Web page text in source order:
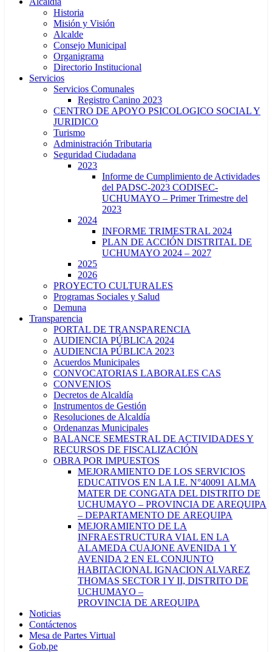
Historia
Misión y Visión
Alcalde
Consejo Municipal
Organigrama
Directorio Institucional
Servicios
Servicios Comunales
Registro Canino 2023
CENTRO DE APOYO PSICOLOGICO SOCIAL Y
JURIDICO
Turismo
Administración Tributaria
Seguridad Ciudadana
2023
Informe de Cumplimiento de Actividades
del PADSC-2023 CODISEC-
UCHUMAYO – Primer Trimestre del
2023
2024
INFORME TRIMESTRAL 2024
PLAN DE ACCIÓN DISTRITAL DE
UCHUMAYO 2024 – 2027
2025
2026
PROYECTO CULTURALES
Programas Sociales y Salud
Demuna
Transparencia
PORTAL DE TRANSPARENCIA
AUDIENCIA PÚBLICA 2024
AUDIENCIA PÚBLICA 2023
Acuerdos Municipales
CONVOCATORIAS LABORALES CAS
CONVENIOS
Decretos de Alcaldía
Instrumentos de Gestión
Resoluciones de Alcaldía
Ordenanzas Municipales
BALANCE SEMESTRAL DE ACTIVIDADES Y
RECURSOS DE FISCALIZACIÓN
OBRA POR IMPUESTOS
MEJORAMIENTO DE LOS SERVICIOS
EDUCATIVOS EN LA I.E. N°40091 ALMA
MATER DE CONGATA DEL DISTRITO DE
UCHUMAYO – PROVINCIA DE AREQUIPA
– DEPARTAMENTO DE AREQUIPA
MEJORAMIENTO DE LA
INFRAESTRUCTURA VIAL EN LA
ALAMEDA CUAJONE AVENIDA 1 Y
AVENIDA 2 EN EL CONJUNTO
HABITACIONAL IGNACION ALVAREZ
THOMAS SECTOR I Y II, DISTRITO DE
UCHUMAYO –
PROVINCIA DE AREQUIPA
Noticias
Contáctenos
Mesa de Partes Virtual
Gob.pe